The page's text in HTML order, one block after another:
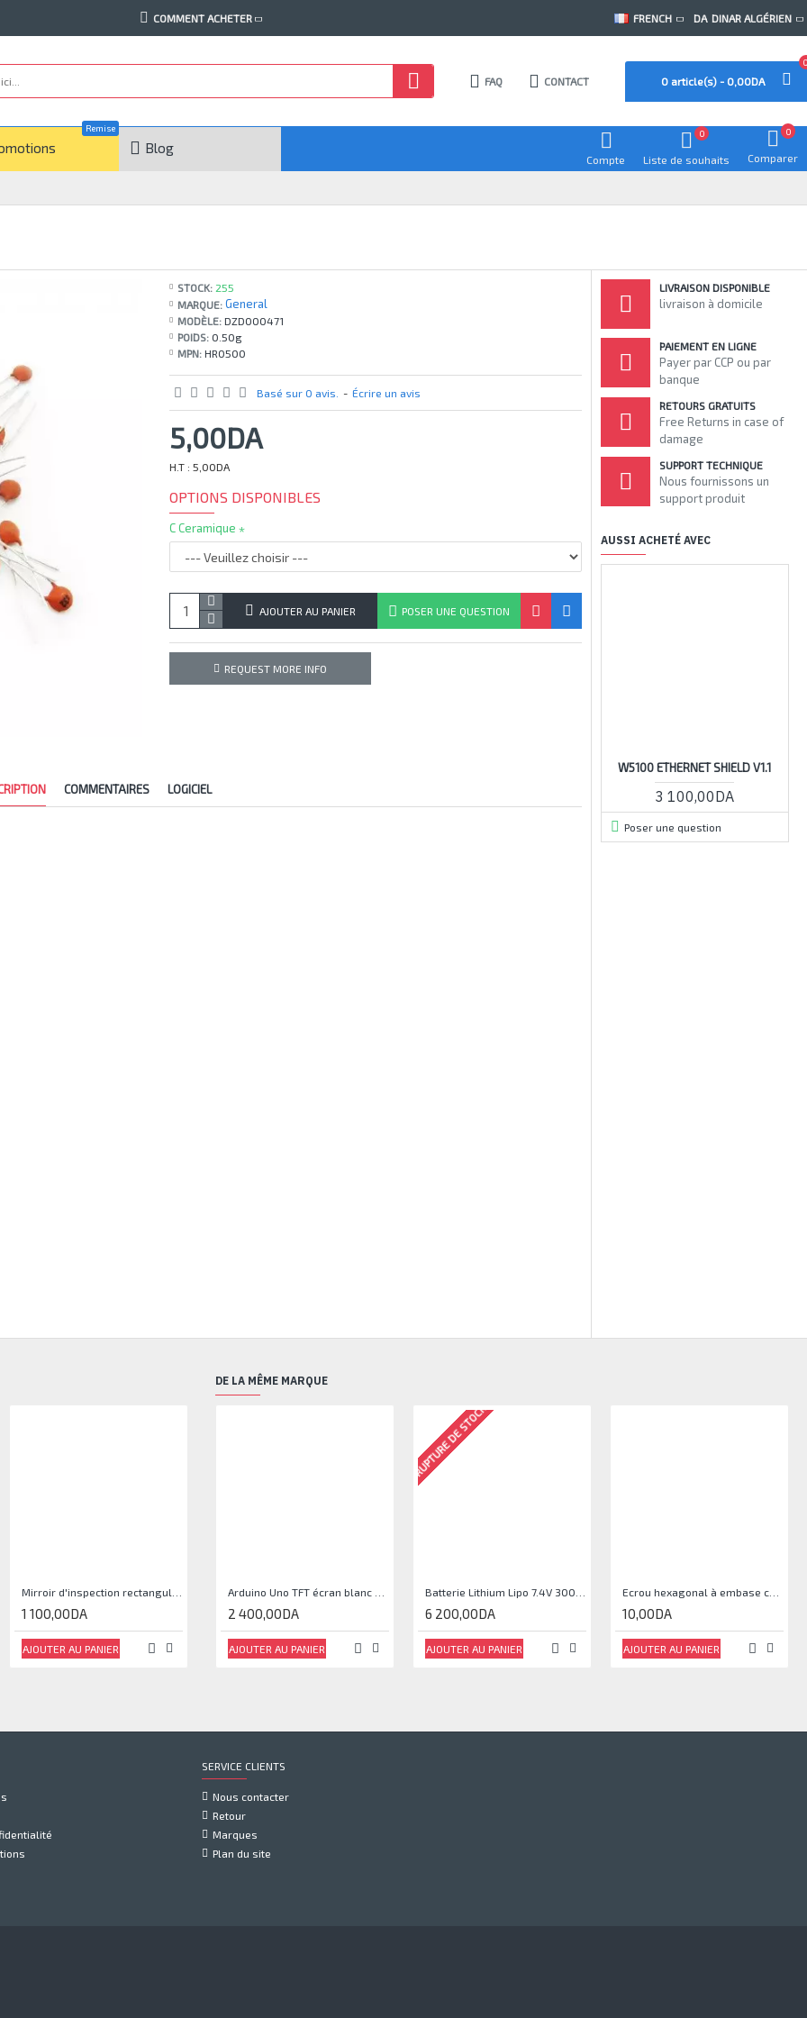
COMMENT ACHETER FRENCH DA DINAR ALGÉRIEN
FAQ CONTACT 0 article(s) - 0,00DA
Remise
Blog
Compte Liste de souhaits
0
Comparer
0
STOCK: 255
MARQUE: General
MODÈLE: DZD000471
POIDS: 0.50g
MPN: HR0500
Basé sur 0 avis. - Écrire un avis
5,00DA
H.T : 5,00DA
OPTIONS DISPONIBLES
C Ceramique
AJOUTER AU PANIER POSER UNE QUESTION
REQUEST MORE INFO
COMMENTAIRES LOGICIEL
LIVRAISON DISPONIBLE
livraison à domicile
PAIEMENT EN LIGNE
Payer par CCP ou par
banque
RETOURS GRATUITS
Free Returns in case of
damage
SUPPORT TECHNIQUE
Nous fournissons un
support produit
AUSSI ACHETÉ AVEC
W5100 ETHERNET SHIELD V1.1
3 100,00DA
Poser une question
1 100,00DA
AJOUTER AU PANIER
DE LA MÊME MARQUE
2 400,00DA
AJOUTER AU PANIER
RUPTURE DE STOCK
6 200,00DA
AJOUTER AU PANIER
Ecrou hexagonal à embase crantée M5
10,00DA
AJOUTER AU PANIER
SERVICE CLIENTS
Nous contacter
Retour
Marques
Plan du site